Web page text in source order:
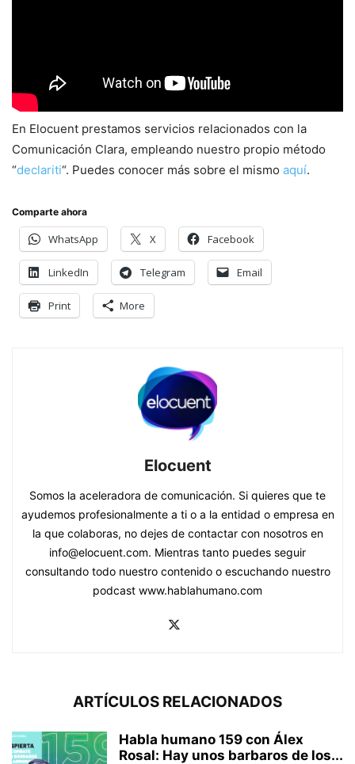
En Elocuent prestamos servicios relacionados con la
Comunicación Clara, empleando nuestro propio método
“declariti“. Puedes conocer más sobre el mismo aquí.
Comparte ahora
WhatsApp X Facebook
LinkedIn Telegram Email
Print More
Elocuent
Somos la aceleradora de comunicación. Si quieres que te
ayudemos profesionalmente a ti o a la entidad o empresa en
la que colaboras, no dejes de contactar con nosotros en
info@elocuent.com. Mientras tanto puedes seguir
consultando todo nuestro contenido o escuchando nuestro
podcast www.hablahumano.com
ARTÍCULOS RELACIONADOS
Habla humano 159 con Álex
Rosal: Hay unos barbaros de los...